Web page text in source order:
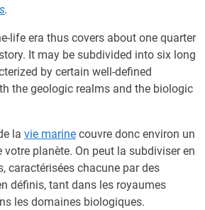
.
life era thus covers about one quarter
It may be subdivided into six long
by certain well-defined
the geologic realms and the biologic
la vie marine couvre donc environ un
planète. On peut la subdiviser en
caractérisées chacune par des
définis, tant dans les royaumes
les domaines biologiques.